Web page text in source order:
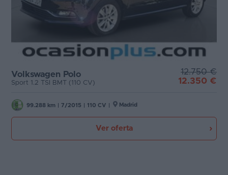
Volkswagen Polo
Sport 1.2 TSI BMT (110 CV)
12.750 €
12.350 €
99.288 km 7/2015 110 CV Madrid
Ver oferta